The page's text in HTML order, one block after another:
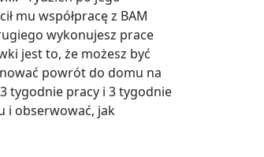
mu współpracę z BAM
wykonujesz prace
jest to, że możesz być
powrót do domu na
tygodnie pracy i 3 tygodnie
i obserwować, jak